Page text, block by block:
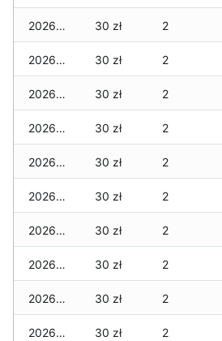
2026-04-11 30 zł 2
2026-04-10 30 zł 2
2026-04-09 30 zł 2
2026-04-08 30 zł 2
2026-04-07 30 zł 2
2026-04-06 30 zł 2
2026-04-05 30 zł 2
2026-04-04 30 zł 2
2026-04-03 30 zł 2
2026-04-02 30 zł 2